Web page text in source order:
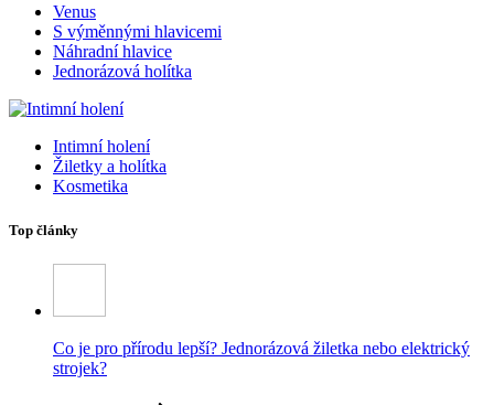
Venus
S výměnnými hlavicemi
Náhradní hlavice
Jednorázová holítka
Intimní holení
Žiletky a holítka
Kosmetika
Top články
Co je pro přírodu lepší? Jednorázová žiletka nebo elektrický
strojek?